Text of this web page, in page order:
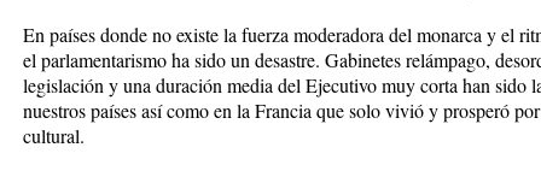
En países donde no existe la fuerza moderadora del monarca y el
el parlamentarismo ha sido un desastre. Gabinetes relámpago,
legislación y una duración media del Ejecutivo muy corta han sido
nuestros países así como en la Francia que solo vivió y prosperó
cultural.